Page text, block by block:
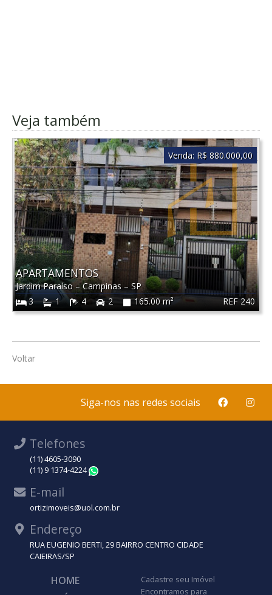
Veja também
REF 240
APARTAMENTOS
Jardim Paraíso–Campinas – SP
3
1 4 2 165.00 m²
Venda: R$ 880.000,00
Voltar
Siga-nos nas redes sociais
Telefones
(11) 4605-3090
(11) 9 1374-4224
E-mail
ortizimoveis@uol.com.br
Endereço
RUA EUGENIO BERTI, 29 BAIRRO CENTRO CIDADE
CAIEIRAS/SP
HOME
Cadastre seu Imóvel
Encontramos para